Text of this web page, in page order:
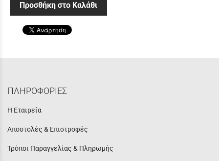
Προσθήκη στο Καλάθι
ΠΛΗΡΟΦΟΡΙΕΣ
Η Εταιρεία
Αποστολές & Επιστροφές
Τρόποι Παραγγελίας & Πληρωμής